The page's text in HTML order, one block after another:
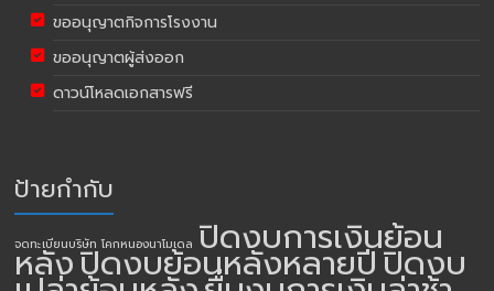
ขออนุญาตกิจการโรงงาน
ขออนุญาตผู้ส่งออก
ดาวน์โหลดเอกสารฟรี
ป้ายกำกับ
จดทะเบียนบริษัท โคกหนองนาโมเดล ปิดงบการเงินย้อน
หลังปิดงบย้อนหลังหลายปีปิดงบ